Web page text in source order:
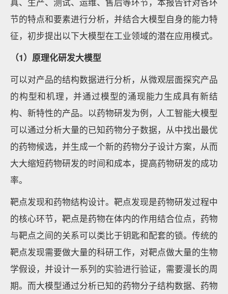
节的特点和要素进行分析，并结合大模型自身的能力特
征，初步提出以下大模型在工业领域的潜在应用模式。
（1）原理化研发大模型
可以对产品的结构数据进行分析，从微观层面探究产品
的构型和机理，并通过模型的涌现能力生成具有新结
构、新特性的产品。以药物研发为例，人工智能大模型
可以通过分析大量的已知药物分子数据，从中找出最优
的药物候选，并生成一个新的药物分子设计方案，从而
大大缩短药物研发的时间和成本，提高药物研发的成功
率。
靶点发现和药物结构设计。靶点发现是药物研发过程中
的核心环节，靶点是药物在体内的作用结合位点，药物
与靶点之间的关系可以类比于钥匙和配套的锁。传统的
靶点发现需要做大量的科研工作，对靶点做大量的生物
学假设，并设计一系列的实验进行验证，需要漫长的周
期。而大模型通过分析已知的药物分子结构数据、药物